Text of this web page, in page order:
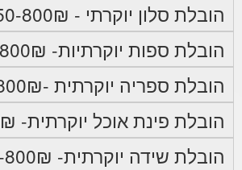
הובלת סלון יוקרתי - 350-800₪
הובלת ספות יוקרתיות- 350-800₪
הובלת ספריה יוקרתית -350-800₪
הובלת פינת אוכל יוקרתית- 350-800₪
הובלת שידה יוקרתית- 350-800₪